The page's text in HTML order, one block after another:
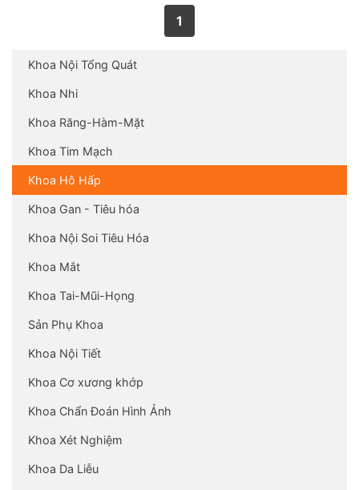
1
Khoa Nội Tổng Quát
Khoa Nhi
Khoa Răng-Hàm-Mặt
Khoa Tim Mạch
Khoa Hô Hấp
Khoa Gan - Tiêu hóa
Khoa Nội Soi Tiêu Hóa
Khoa Mắt
Khoa Tai-Mũi-Họng
Sản Phụ Khoa
Khoa Nội Tiết
Khoa Cơ xương khớp
Khoa Chẩn Đoán Hình Ảnh
Khoa Xét Nghiệm
Khoa Da Liễu